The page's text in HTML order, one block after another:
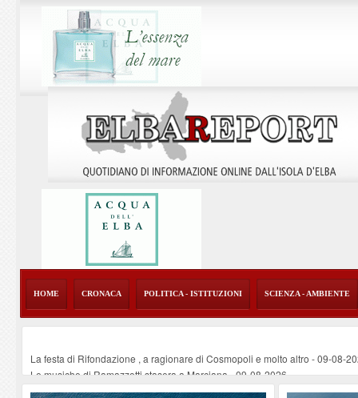
HOME CRONACA POLITICA - ISTITUZIONI SCIENZA - AMBIENTE
La festa di Rifondazione , a ragionare di Cosmopoli e molto altro -09-08-
Le musiche di Ramazzotti stasera a Marciana-09-08-2026
Porto Azzurro: rubinetti a secco in parte del Centro Storico
-09-08-2026